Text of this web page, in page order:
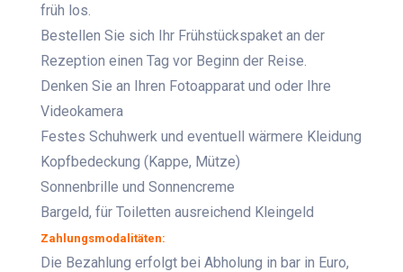
früh los.
Bestellen Sie sich Ihr Frühstückspaket an der
Rezeption einen Tag vor Beginn der Reise.
Denken Sie an Ihren Fotoapparat und oder Ihre
Videokamera
Festes Schuhwerk und eventuell wärmere Kleidung
Kopfbedeckung (Kappe, Mütze)
Sonnenbrille und Sonnencreme
Bargeld, für Toiletten ausreichend Kleingeld
Zahlungsmodalitäten:
Die Bezahlung erfolgt bei Abholung in bar in Euro,